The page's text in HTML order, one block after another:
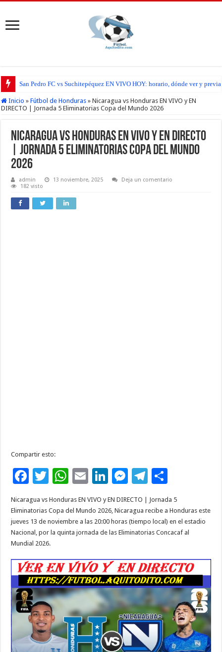
San Pedro FC vs Suchitepéquez EN VIVO HOY: horario, dónde ver y
Inicio » Fútbol de Honduras » Nicaragua vs Honduras EN VIVO y EN
DIRECTO | Jornada 5 Eliminatorias Copa del Mundo 2026
Nicaragua vs Honduras EN VIVO y EN DIRECTO
| Jornada 5 Eliminatorias Copa del Mundo
2026
admin 13 noviembre, 2025
Deja un comentario
182 visto
Compartir esto:
F
e
b
o
o
k
T
wi
tt
er
W
at
sA
p
p
E
ai
l
Li
k
e
dI
n
M
se
n
g
er
T
e
gr
a
m
o
m
p
ar
ti
r
Nicaragua vs Honduras EN VIVO y EN DIRECTO | Jornada 5
Eliminatorias Copa del Mundo 2026, Nicaragua recibe a Honduras este
jueves 13 de noviembre a las 20:00 horas (tiempo local) en el estadio
Nacional, por la quinta jornada de las Eliminatorias Concacaf al
Mundial 2026.